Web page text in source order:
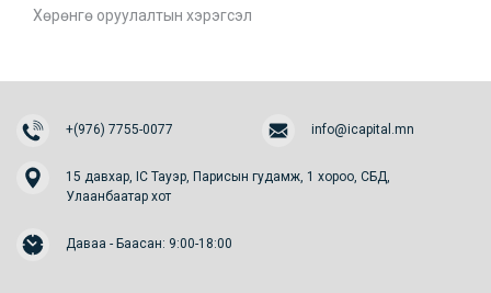
Хөрөнгө оруулалтын хэрэгсэл
+(976) 7755-0077 info@icapital.mn
15 давхар, IC Тауэр, Парисын гудамж, 1 хороо, СБД,
Улаанбаатар хот
Даваа - Баасан: 9:00-18:00